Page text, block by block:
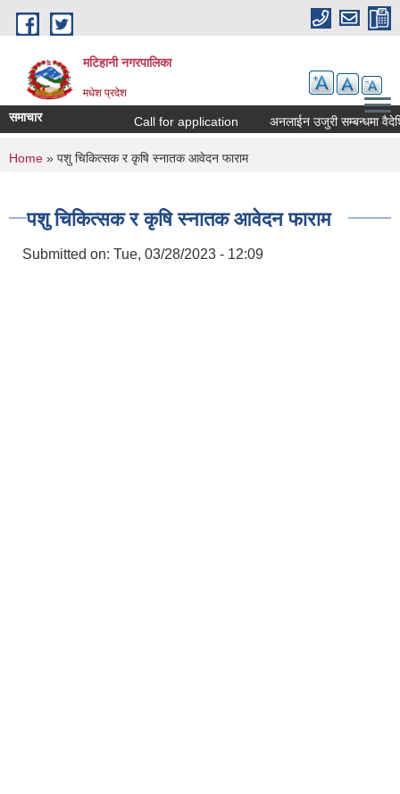
Skip to main content
मटिहानी नगरपालिका
मधेश प्रदेश
समाचार Call for application अनलाईन उजुरी सम्बन्धमा
You are here
Home » पशु चिकित्सक र कृषि स्नातक आवेदन फाराम
पशु चिकित्सक र कृषि स्नातक आवेदन फाराम
Submitted on: Tue, 03/28/2023 - 12:09